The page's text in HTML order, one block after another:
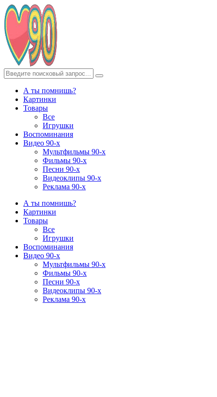
А ты помнишь?
Картинки
Товары
Все
Игрушки
Воспоминания
Видео 90-х
Мультфильмы 90-х
Фильмы 90-х
Песни 90-х
Видеоклипы 90-х
Реклама 90-х
А ты помнишь?
Картинки
Товары
Все
Игрушки
Воспоминания
Видео 90-х
Мультфильмы 90-х
Фильмы 90-х
Песни 90-х
Видеоклипы 90-х
Реклама 90-х